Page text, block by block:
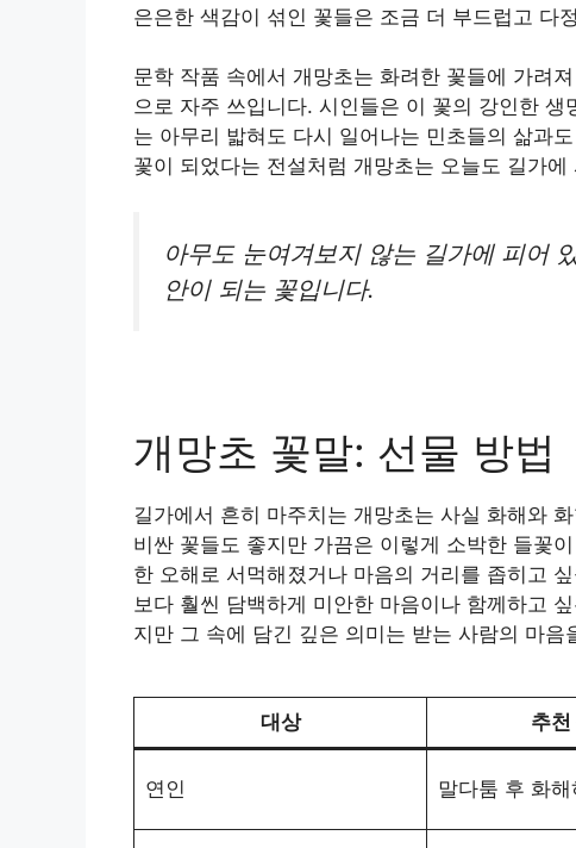
은은한 색감이 섞인 꽃들은 조금 더 부드럽고 다
문학 작품 속에서 개망초는 화려한 꽃들에 가려
으로 자주 쓰입니다. 시인들은 이 꽃의 강인한
는 아무리 밟혀도 다시 일어나는 민초들의 삶과
꽃이 되었다는 전설처럼 개망초는 오늘도 길가
아무도 눈여겨보지 않는 길가에 피어
안이 되는 꽃입니다.
개망초 꽃말: 선물 방법
길가에서 흔히 마주치는 개망초는 사실 화해와
비싼 꽃들도 좋지만 가끔은 이렇게 소박한 들꽃
한 오해로 서먹해졌거나 마음의 거리를 좁히고
보다 훨씬 담백하게 미안한 마음이나 함께하고
지만 그 속에 담긴 깊은 의미는 받는 사람의 마음
대상 추천
연인 말다툼 후 화